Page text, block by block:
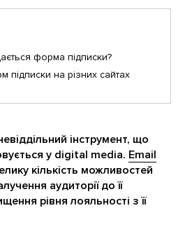
форма підписки?
підписки на різних сайтах
інструмент, що
у digital media. Email
кількість можливостей
аудиторії до її
рівня лояльності з її